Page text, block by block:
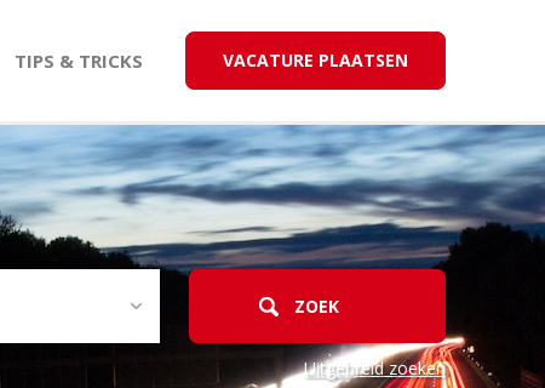
TIPS & TRICKS VACATURE PLAATSEN
Uitgebreid zoeken